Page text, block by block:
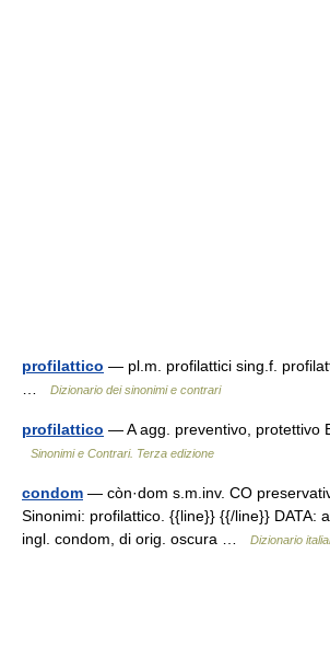
profilattico — pl.m. profilattici sing.f.
Dizionario dei sinonimi e contrari
profilattico — A agg. preventivo, protettivo
Sinonimi e Contrari. Terza edizione
condom — còn·dom s.m.inv. CO
Sinonimi: profilattico. {{line}} {{/line}} DATA:
ingl. condom, di orig. oscura …
Dizionario